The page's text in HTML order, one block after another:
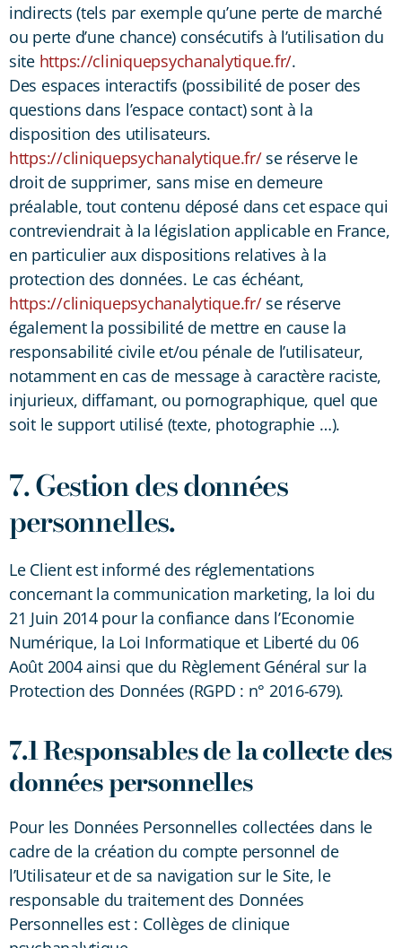
indirects (tels par exemple qu’une perte de marché
ou perte d’une chance) consécutifs à l’utilisation du
site https://cliniquepsychanalytique.fr/.
Des espaces interactifs (possibilité de poser des
questions dans l’espace contact) sont à la
disposition des utilisateurs.
https://cliniquepsychanalytique.fr/se réserve le
droit de supprimer, sans mise en demeure
préalable, tout contenu déposé dans cet espace qui
contreviendrait à la législation applicable en France,
en particulier aux dispositions relatives à la
protection des données. Le cas échéant,
https://cliniquepsychanalytique.fr/se réserve
également la possibilité de mettre en cause la
responsabilité civile et/ou pénale de l’utilisateur,
notamment en cas de message à caractère raciste,
injurieux, diffamant, ou pornographique, quel que
soit le support utilisé (texte, photographie …).
7. Gestion des données
personnelles.
Le Client est informé des réglementations
concernant la communication marketing, la loi du
21 Juin 2014 pour la confiance dans l’Economie
Numérique, la Loi Informatique et Liberté du 06
Août 2004 ainsi que du Règlement Général sur la
Protection des Données (RGPD : n° 2016-679).
7.1 Responsables de la collecte des
données personnelles
Pour les Données Personnelles collectées dans le
cadre de la création du compte personnel de
l’Utilisateur et de sa navigation sur le Site, le
responsable du traitement des Données
Personnelles est : Collèges de clinique